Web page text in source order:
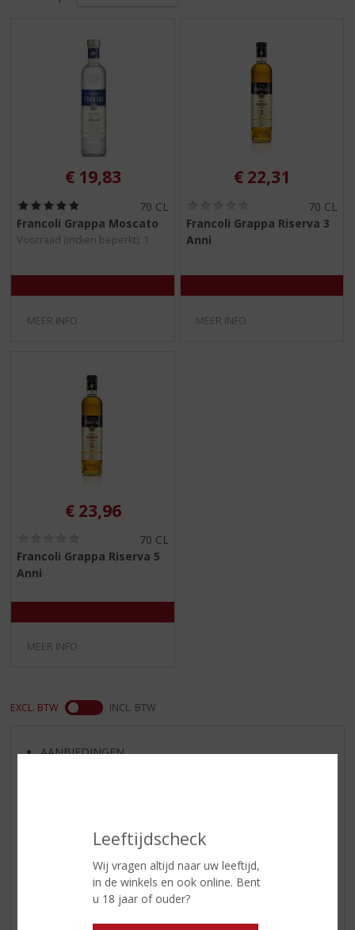
n
a
v
Leeftijdscheck
Wij vragen altijd naar uw leeftijd,
in de winkels en ook online. Bent
u 18 jaar of ouder?
€ 19,83
,
0
)
70 CL
Francoli Grappa Moscato
Voorraad (indien beperkt): 1
MEER INFO
€ 22,31
,
)
70 CL
Francoli Grappa Riserva 3
Anni
MEER INFO
€ 23,96
,
5
70 CL
Francoli Grappa Riserva 5
Anni
MEER INFO
EXCL. BTW INCL. BTW
AANBIEDINGEN
BIER VAN DE MAAND
SPIRIT VAN DE MAAND
EXCLUSIEF TOPSLIJTER